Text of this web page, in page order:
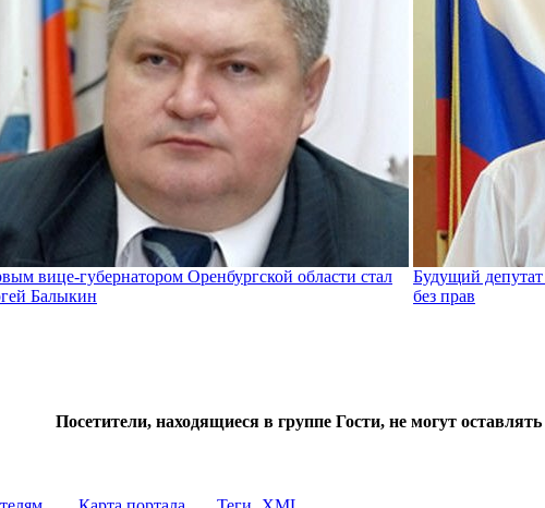
вице-губернатором Оренбургской области стал
Балыкин
Будущий
без прав
Посетители, находящиеся в группе Гости, не могут